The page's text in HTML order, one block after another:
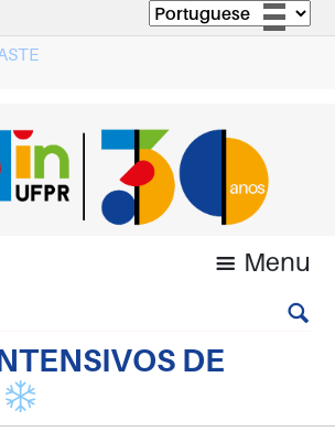
Acesso à informação
Legislação
Canais
Menu
DE